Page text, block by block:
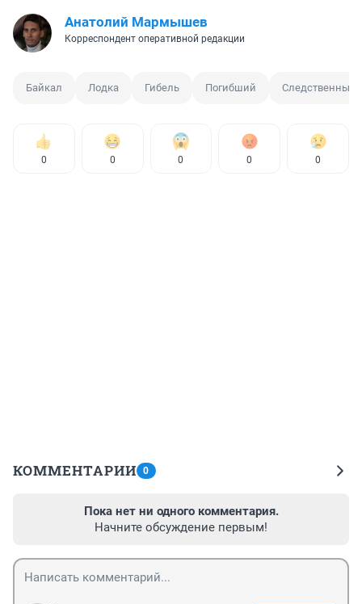
Анатолий Мармышев
Корреспондент оперативной редакции
Байкал Лодка Гибель Погибший Следственный
0 0 0 0 0
КОММЕНТАРИИ 0
Пока нет ни одного комментария.
Начните обсуждение первым!